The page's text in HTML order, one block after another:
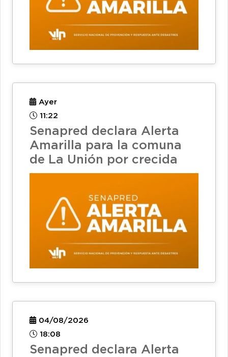
Ayer
11:22
Senapred declara Alerta
Amarilla para la comuna
de La Unión por crecida
04/08/2026
18:08
Senapred declara Alerta